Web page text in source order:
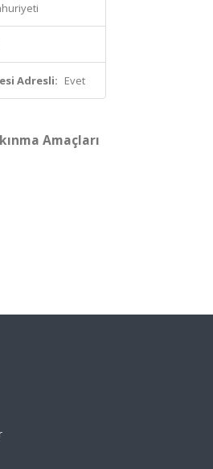
Adresli: Evet
Amaçları